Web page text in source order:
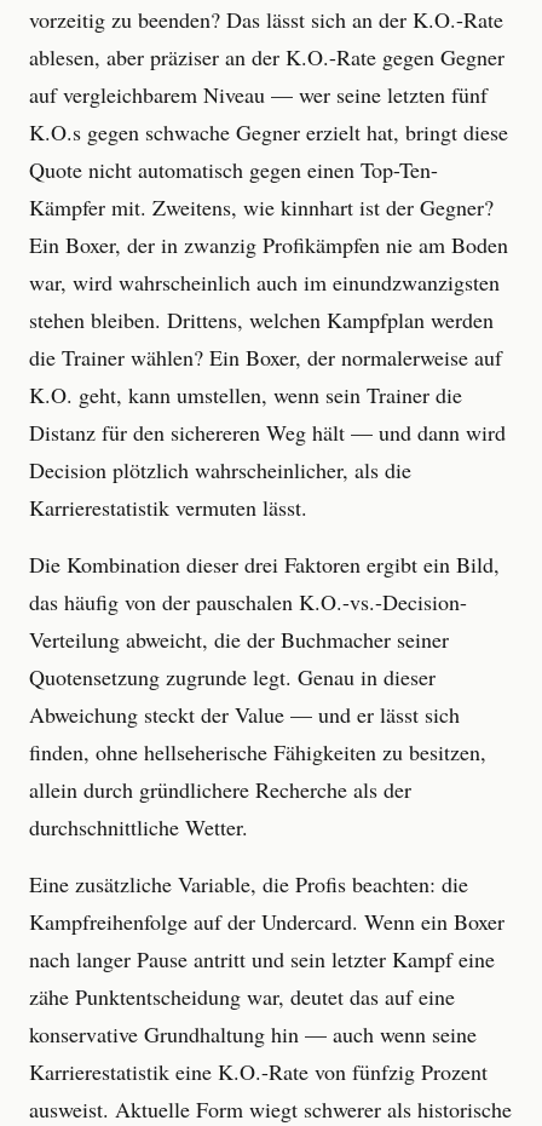
vorzeitig zu beenden? Das lässt sich an der K.O.-Rate
ablesen, aber präziser an der K.O.-Rate gegen Gegner
auf vergleichbarem Niveau — wer seine letzten fünf
K.O.s gegen schwache Gegner erzielt hat, bringt diese
Quote nicht automatisch gegen einen Top-Ten-
Kämpfer mit. Zweitens, wie kinnhart ist der Gegner?
Ein Boxer, der in zwanzig Profikämpfen nie am Boden
war, wird wahrscheinlich auch im einundzwanzigsten
stehen bleiben. Drittens, welchen Kampfplan werden
die Trainer wählen? Ein Boxer, der normalerweise auf
K.O. geht, kann umstellen, wenn sein Trainer die
Distanz für den sichereren Weg hält — und dann wird
Decision plötzlich wahrscheinlicher, als die
Karrierestatistik vermuten lässt.
Die Kombination dieser drei Faktoren ergibt ein Bild,
das häufig von der pauschalen K.O.-vs.-Decision-
Verteilung abweicht, die der Buchmacher seiner
Quotensetzung zugrunde legt. Genau in dieser
Abweichung steckt der Value — und er lässt sich
finden, ohne hellseherische Fähigkeiten zu besitzen,
allein durch gründlichere Recherche als der
durchschnittliche Wetter.
Eine zusätzliche Variable, die Profis beachten: die
Kampfreihenfolge auf der Undercard. Wenn ein Boxer
nach langer Pause antritt und sein letzter Kampf eine
zähe Punktentscheidung war, deutet das auf eine
konservative Grundhaltung hin — auch wenn seine
Karrierestatistik eine K.O.-Rate von fünfzig Prozent
ausweist. Aktuelle Form wiegt schwerer als historische